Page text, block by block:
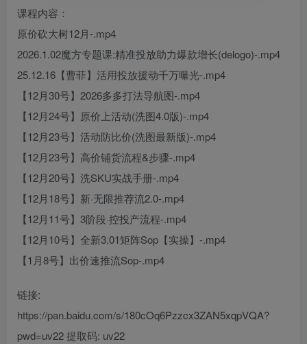
课程内容：
原价砍大树12月-.mp4
2026.1.02魔方专题课:精准投放助力爆款增长(delogo)-.mp4
25.12.16【曹菲】活用投放援动千万曝光-.mp4
【12月30号】2026多多打法导航图-.mp4
【12月24号】原价上活动(洗图4.0版)-.mp4
【12月23号】活动防比价(洗图最新版)-.mp4
【12月23号】高价铺货流程&步骤-.mp4
【12月20号】洗SKU实战手册-.mp4
【12月18号】新·无限推荐流2.0-.mp4
【12月11号】3阶段·控投产流程-.mp4
【12月10号】全新3.01矩阵Sop【实操】-.mp4
【1月8号】出价速推流Sop-.mp4
链接:
https://pan.baidu.com/s/180cOq6Pzzcx3ZAN5xqpVQA?
pwd=uv22 提取码: uv22